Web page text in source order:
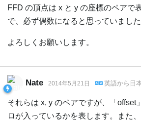
FFD の頂点は x と y の座標のペアで
で、必ず偶数になると思っていました
よろしくお願いします。
Nate 2014年5月21日 英語から 日
それらは x, y のペアですが、「offset
ロが入っているかを表します。また